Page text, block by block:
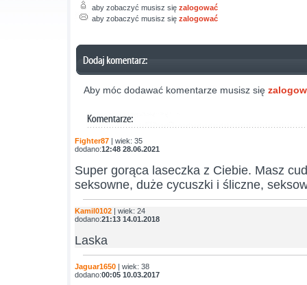
aby zobaczyć musisz się zalogować
aby zobaczyć musisz się zalogować
Aby móc dodawać komentarze musisz się
Fighter87 | wiek: 35
dodano:12:48 28.06.2021
Super gorąca laseczka z Ciebie. Masz
seksowne, duże cycuszki i śliczne,
Kamil0102 | wiek: 24
dodano:21:13 14.01.2018
Laska
Jaguar1650 | wiek: 38
dodano:00:05 10.03.2017